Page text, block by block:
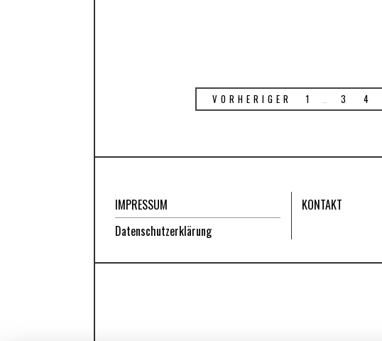
VORHERIGER 1 … 3 4
IMPRESSUM
Datenschutzerklärung
KONTAKT